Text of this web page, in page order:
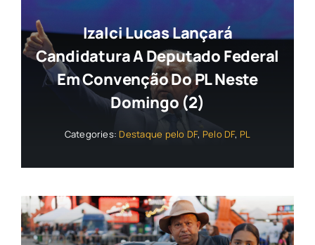
Izalci Lucas Lançará
Candidatura A Deputado Federal
Em Convenção Do PL Neste
Domingo (2)
Categories: Destaque pelo DF, Pelo DF, PL